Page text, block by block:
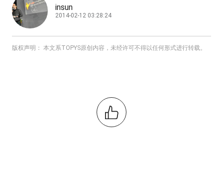
insun
2014-02-12 03:28:24
版权声明： 本文系TOPYS原创内容，未经许可不得以任何形式进行转载。